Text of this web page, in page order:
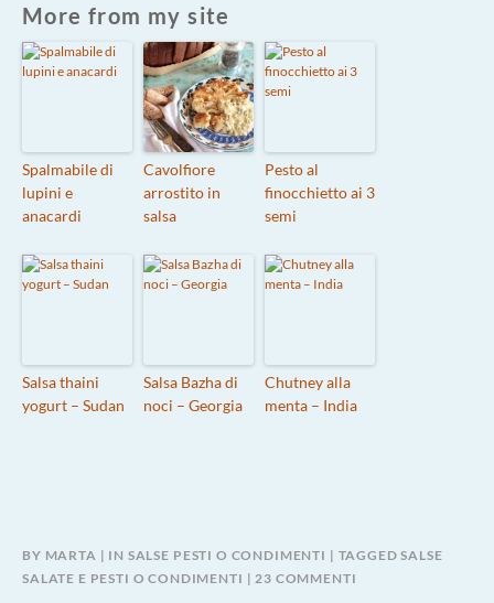
More from my site
Spalmabile di
lupini e
anacardi
Cavolfiore
arrostito in
salsa
Pesto al
finocchietto ai 3
semi
Salsa thaini
yogurt – Sudan
Salsa Bazha di
noci – Georgia
Chutney alla
menta – India
BY MARTA IN SALSE PESTI O CONDIMENTI TAGGEDSALSE
SALATE E PESTI O CONDIMENTI
23 COMMENTI